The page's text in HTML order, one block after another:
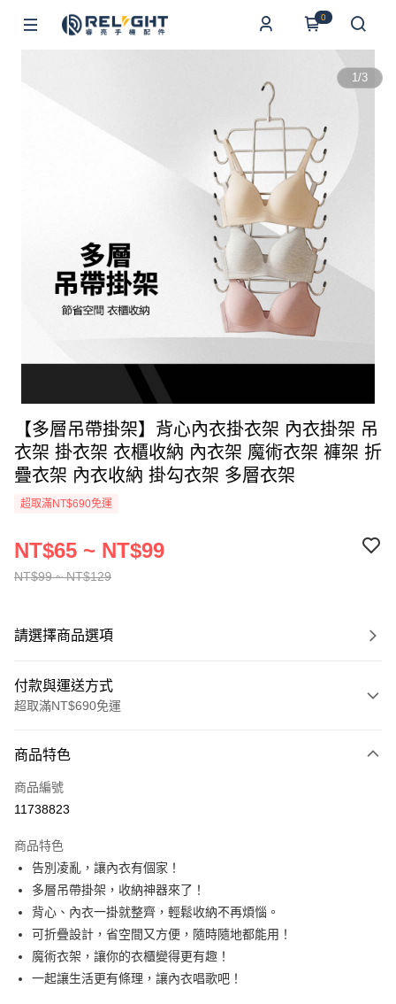
0
1/3
【多層吊帶掛架】背心內衣掛衣架 內衣掛架 吊
衣架 掛衣架 衣櫃收納 內衣架 魔術衣架 褲架 折
疊衣架 內衣收納 掛勾衣架 多層衣架
超取滿NT$690免運
NT$99 ~ NT$129
NT$65 ~ NT$99
請選擇商品選項
付款與運送方式
超取滿NT$690免運
信用卡一次付款
超商取貨付款
Apple Pay
街口支付
悠遊付
ATM付款
商品特色
商品編號
11738823
商品特色
告別凌亂，讓內衣有個家！
多層吊帶掛架，收納神器來了！
背心、內衣一掛就整齊，輕鬆收納不再煩惱。
可折疊設計，省空間又方便，隨時隨地都能用！
魔術衣架，讓你的衣櫃變得更有趣！
一起讓生活更有條理，讓內衣唱歌吧！